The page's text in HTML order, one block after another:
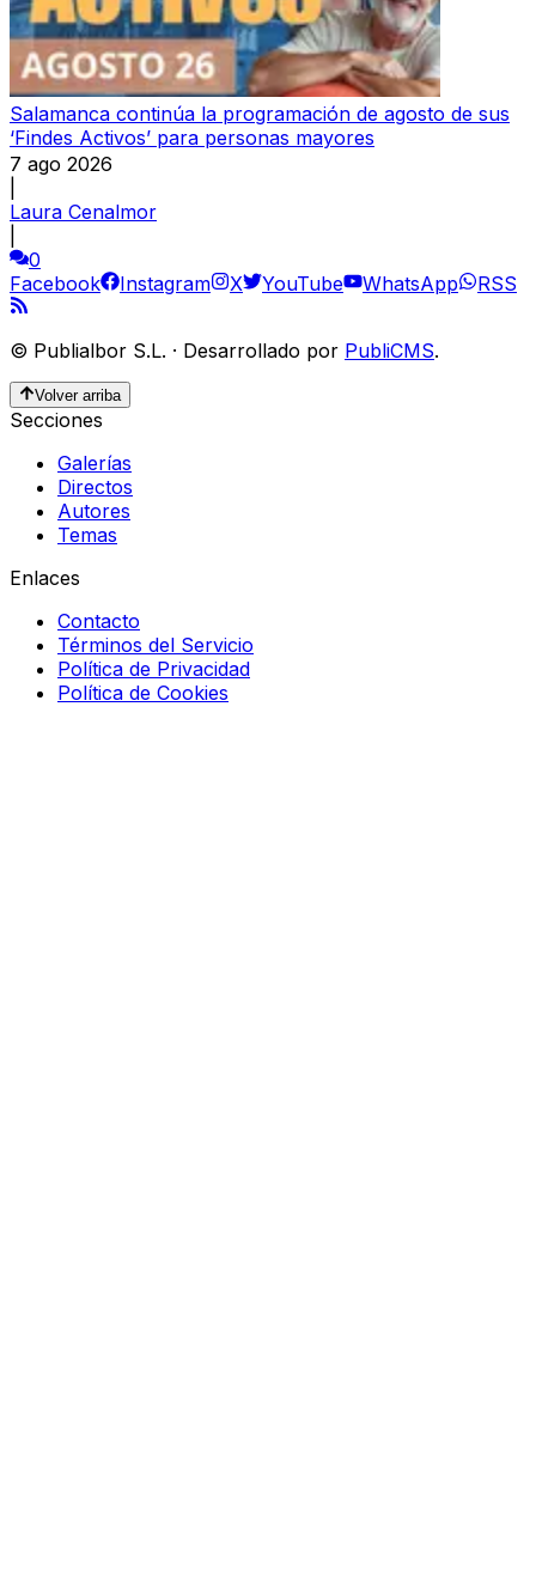
Salamanca continúa la programación de agosto de sus
‘Findes Activos’ para personas mayores
7 ago 2026
Laura Cenalmor
0
Facebook
Instagram X YouTube WhatsApp RSS
© Publialbor S.L. · Desarrollado por PubliCMS.
Volver arriba
Secciones
Galerías
Directos
Autores
Temas
Enlaces
Contacto
Términos del Servicio
Política de Privacidad
Política de Cookies